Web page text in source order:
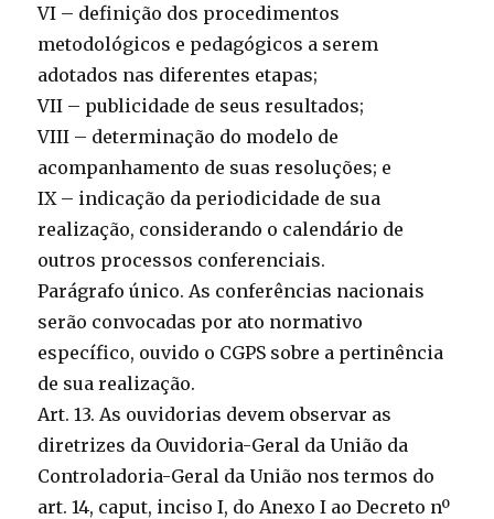
VI – definição dos procedimentos
metodológicos e pedagógicos a serem
adotados nas diferentes etapas;
VII – publicidade de seus resultados;
VIII – determinação do modelo de
acompanhamento de suas resoluções; e
IX – indicação da periodicidade de sua
realização, considerando o calendário de
outros processos conferenciais.
Parágrafo único. As conferências nacionais
serão convocadas por ato normativo
específico, ouvido o CGPS sobre a pertinência
de sua realização.
Art. 13. As ouvidorias devem observar as
diretrizes da Ouvidoria-Geral da União da
Controladoria-Geral da União nos termos do
art. 14, caput, inciso I, do Anexo I ao Decreto nº